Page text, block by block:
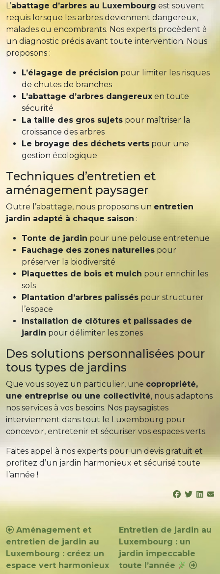
L’abattage d’arbres au Luxembourg est souvent
requis lorsque les arbres deviennent dangereux,
malades ou encombrants. Nos experts procèdent à
un diagnostic précis avant toute intervention. Nous
proposons :
L’élagage de précision pour limiter les risques
de chutes de branches
L’abattage d’arbres dangereux en toute
sécurité
La taille des gros sujets pour maîtriser la
croissance des arbres
Le broyage des déchets verts pour une
gestion écologique
Techniques d’entretien et
aménagement paysager
Outre l’abattage, nous proposons un entretien
jardin adapté à chaque saison :
Tonte de jardin pour une pelouse entretenue
Fauchage des zones naturelles pour
préserver la biodiversité
Plaquettes de bois et mulch pour enrichir les
sols
Plantation d’arbres palissés pour structurer
l’espace
Installation de clôtures et palissades de
jardin pour délimiter les zones
Des solutions personnalisées pour
tous types de jardins
Que vous soyez un particulier, une copropriété,
une entreprise ou une collectivité, nous adaptons
nos services à vos besoins. Nos paysagistes
interviennent dans tout le Luxembourg pour
concevoir, entretenir et sécuriser vos espaces verts.
Faites appel à nos experts pour un devis gratuit et
profitez d’un jardin harmonieux et sécurisé toute
l’année !
Navigation
de
l’article
Aménagement et
entretien de jardin au
Luxembourg : créez un
espace vert harmonieux
Entretien de jardin au
Luxembourg : un
jardin impeccable
toute l’année